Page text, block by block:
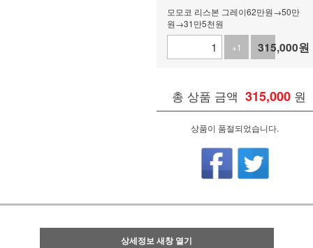
모모코 리스본 그레이62만원→50만
원→31만5천원
+1
-1
315,000원
총 상품 금액 315,000 원
상품이 품절되었습니다.
상세정보 새창 열기